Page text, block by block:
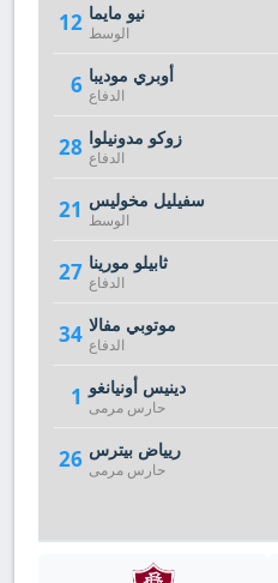
12 نيو مايما
الوسط
6 أوبري موديبا
الدفاع
28 زوكو مدونيلوا
الدفاع
21 سفيليل مخوليس
الوسط
27 ثابيلو مورينا
الدفاع
34 موتوبي مفالا
الدفاع
1 دينيس أونيانغو
حارس مرمى
26 ريياض بيترس
حارس مرمى